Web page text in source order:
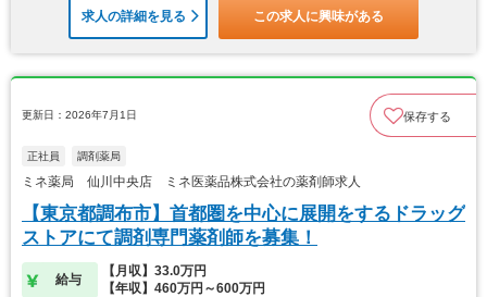
求人の詳細を見る この求人に興味がある
更新日：2026年7月1日 保存する
正社員 調剤薬局
ミネ薬局 仙川中央店 ミネ医薬品株式会社の薬剤師求人
【東京都調布市】首都圏を中心に展開をするドラッグ
ストアにて調剤専門薬剤師を募集！
給与
【月収】33.0万円
【年収】460万円～600万円